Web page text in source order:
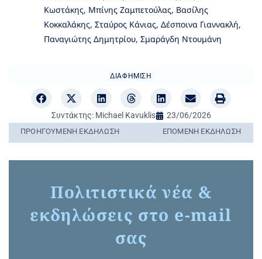
Κωστάκης, Μπίνης Ζαμπετούλας, Βασίλης
Κοκκαλάκης, Σταύρος Κάνιας, Δέσποινα Γιαννακλή,
Παναγιώτης Δημητρίου, Σμαράγδη Ντουμάνη
ΔΙΑΦΉΜΙΣΗ
Συντάκτης:Michael Kavuklis 23/06/2026
ΠΡΟΗΓΟΎΜΕΝΗ ΕΚΔΉΛΩΣΗ ΕΠΌΜΕΝΗ ΕΚΔΉΛΩΣΗ
Πολιτιστικά νέα &
εκδηλώσεις στο e-mail
σας